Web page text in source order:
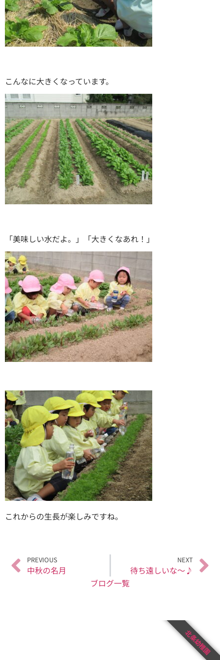
こんなに大きくなっています。
「美味しい水だよ。」「大きくなあれ！」
これからの生長が楽しみですね。
PREVIOUS
中秋の名月
NEXT
待ち遠しいな～♪
ブログ一覧
北条幼稚園